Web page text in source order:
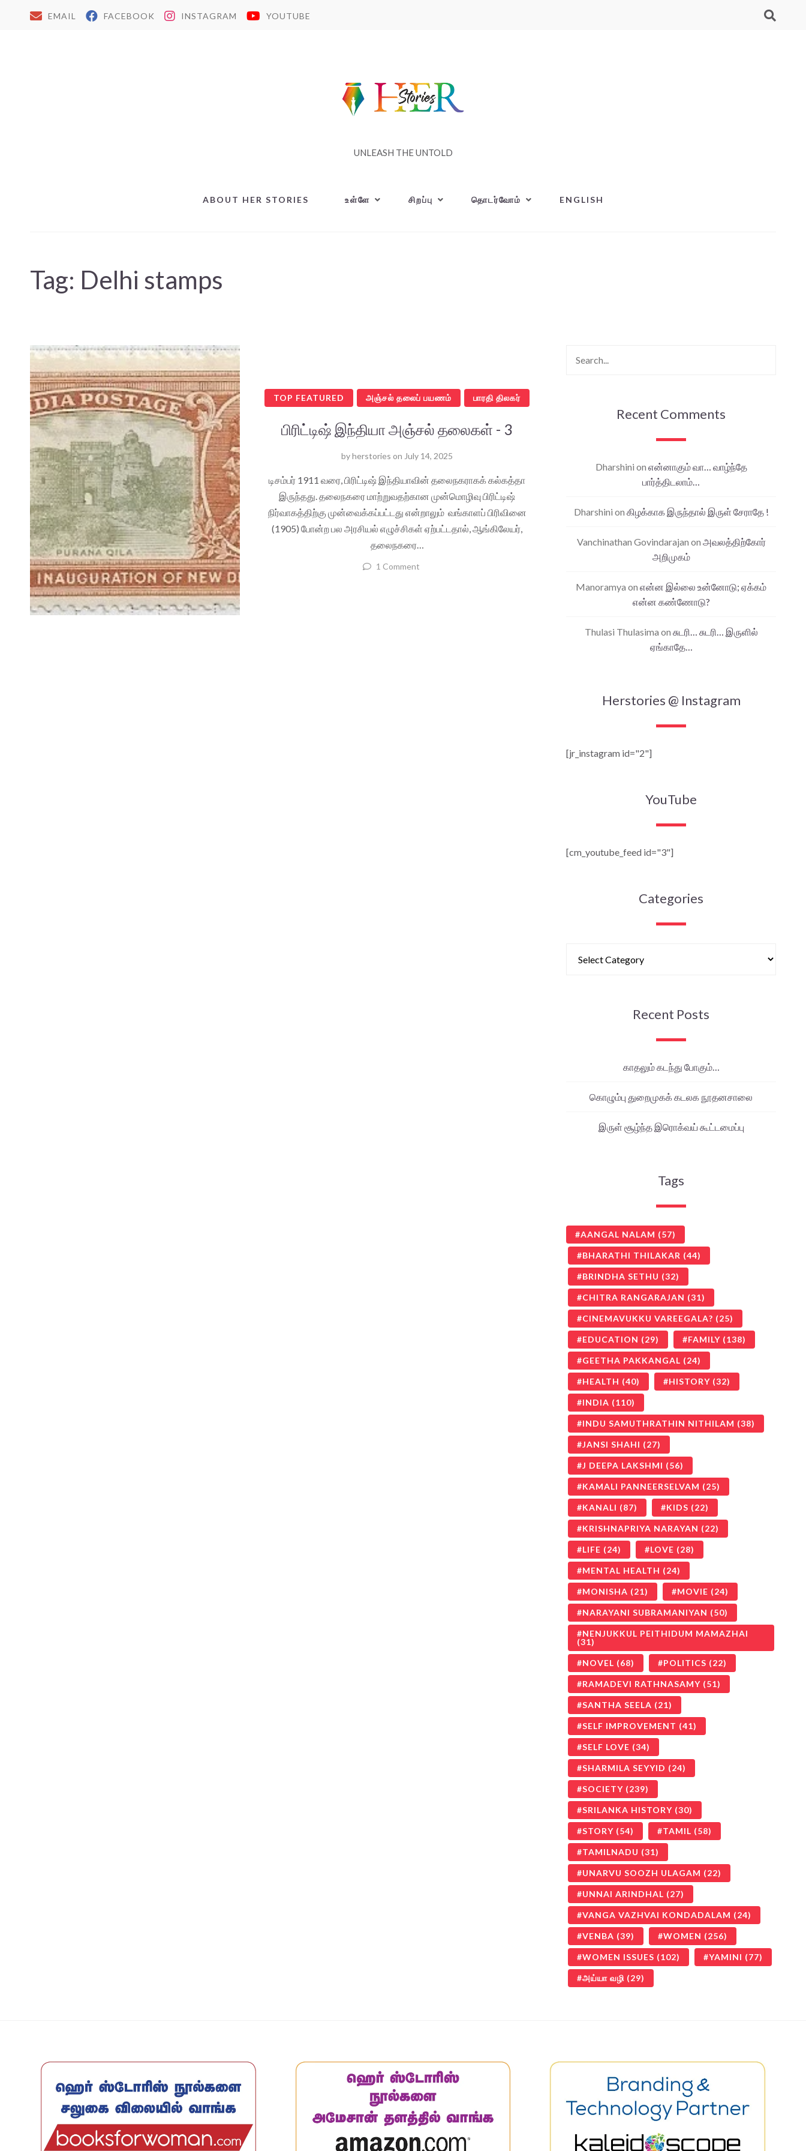
EMAIL FACEBOOK INSTAGRAM YOUTUBE
UNLEASH THE UNTOLD
ABOUT HER STORIES உள்ளே சிறப்பு தொடர்வோம் ENGLISH
Tag: Delhi stamps
TOP FEATURED அஞ்சல் தலைப் பயணம் பாரதி திலகர்
பிரிட்டிஷ் இந்தியா அஞ்சல் தலைகள் - 3
byherstories on July 14, 2025
டிசம்பர் 1911 வரை, பிரிட்டிஷ் இந்தியாவின் தலைநகராகக் கல்கத்தா
இருந்தது. தலைநகரை மாற்றுவதற்கான முன்மொழிவு பிரிட்டிஷ்
நிர்வாகத்திற்கு முன்வைக்கப்பட்டது என்றாலும் வங்காளப் பிரிவினை
(1905) போன்ற பல அரசியல் எழுச்சிகள் ஏற்பட்டதால், ஆங்கிலேயர்,
தலைநகரை…
1 Comment
Recent Comments
Dharshini on என்னாகும் வா… வாழ்ந்தே
பார்த்திடலாம்…
Dharshini on கிழக்காக இருந்தால் இருள் சேராதே !
Vanchinathan Govindarajan on அவலத்திற்கோர்
அறிமுகம்
Manoramya on என்ன இல்லை உன்னோடு; ஏக்கம்
என்ன கண்ணோடு?
Thulasi Thulasima on சுடரி… சுடரி… இருளில்
ஏங்காதே…
Herstories @ Instagram
[jr_instagram id="2"]
YouTube
[cm_youtube_feed id="3"]
Categories
Recent Posts
காதலும் கடந்து போகும்…
கொழும்பு துறைமுகக் கடலக நூதனசாலை
இருள் சூழ்ந்த இரொக்வய் கூட்டமைப்பு
Tags
AANGAL NALAM (57)
BHARATHI THILAKAR (44)
BRINDHA SETHU (32)
CHITRA RANGARAJAN (31)
CINEMAVUKKU VAREEGALA? (25)
EDUCATION (29) FAMILY (138)
GEETHA PAKKANGAL (24)
HEALTH (40) HISTORY (32)
INDIA (110)
INDU SAMUTHRATHIN NITHILAM (38)
JANSI SHAHI (27)
J DEEPA LAKSHMI (56)
KAMALI PANNEERSELVAM (25)
KANALI (87) KIDS (22)
KRISHNAPRIYA NARAYAN (22)
LIFE (24) LOVE (28)
MENTAL HEALTH (24)
MONISHA (21) MOVIE (24)
NARAYANI SUBRAMANIYAN (50)
NENJUKKUL PEITHIDUM MAMAZHAI
(31)
NOVEL (68) POLITICS (22)
RAMADEVI RATHNASAMY (51)
SANTHA SEELA (21)
SELF IMPROVEMENT (41)
SELF LOVE (34)
SHARMILA SEYYID (24)
SOCIETY (239)
SRILANKA HISTORY (30)
STORY (54) TAMIL (58)
TAMILNADU (31)
UNARVU SOOZH ULAGAM (22)
UNNAI ARINDHAL (27)
VANGA VAZHVAI KONDADALAM (24)
VENBA (39) WOMEN (256)
WOMEN ISSUES (102) YAMINI (77)
அய்யா வழி (29)